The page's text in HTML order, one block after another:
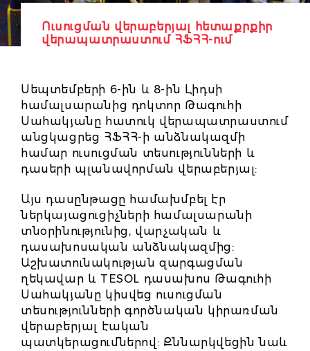
Ուսուցման վերաբերյալ հետաքրքիր
վերապատրաստում ՀՖՀՀ-ում
Սեպտեմբերի 6-ին և 8-ին Լիդսի
համալսարանից դոկտոր Թագուհի
Սահակյանը հատուկ վերապատրաստում
անցկացրեց ՀՖՀՀ-ի անձնակազմի
համար ուսուցման տեսությունների և
դասերի պլանավորման վերաբերյալ:
Այս դասընթացը համախմբել էր
ներկայացուցիչների համալսարանի
տնօրինությունից, վարչական և
դասախոսական անձնակազմից:
Աշխատունակության զարգացման
ղեկավար և TESOL դասախոս Թագուհի
Սահակյանը կիսվեց ուսուցման
տեսությունների գործնական կիրառման
վերաբերյալ էական
պատկերացումներով: Քննարկվեցին նաև